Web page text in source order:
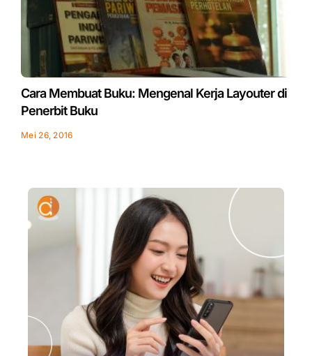
Cara Membuat Buku: Mengenal Kerja Layouter di
Penerbit Buku
Mei 26, 2016